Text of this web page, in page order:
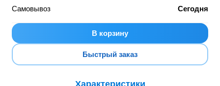
Самовывоз Сегодня
В корзину
Быстрый заказ
Характеристики